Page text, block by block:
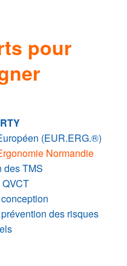
pour
(EUR.ERG.®)
Normandie
des TMS
QVCT
des risques